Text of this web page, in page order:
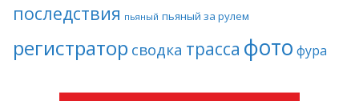
последствия пьяный пьяный за рулем
регистратор сводка трасса фото фура